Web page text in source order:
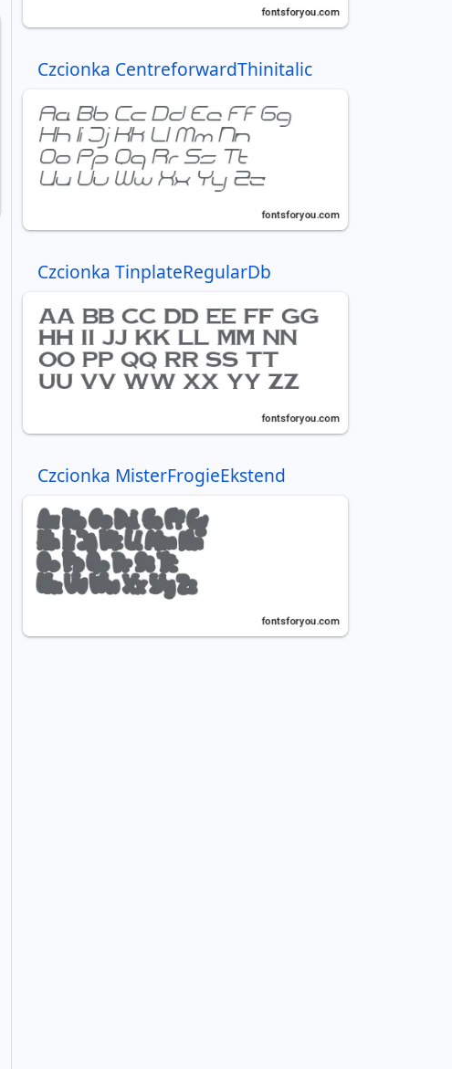
Czcionka CentreforwardThinitalic
Czcionka TinplateRegularDb
Czcionka MisterFrogieEkstend